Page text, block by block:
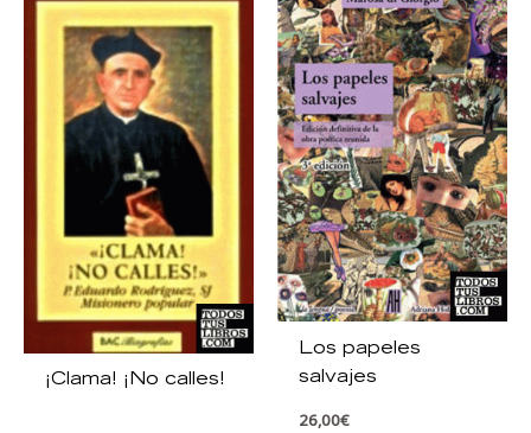
¡Clama! ¡No calles!
Los papeles
salvajes
26,00€